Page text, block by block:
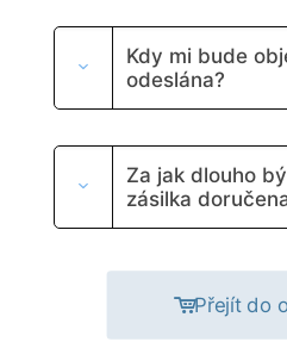
Kdy mi bude
odeslána?
Za jak dlouho
zásilka
Přejít do